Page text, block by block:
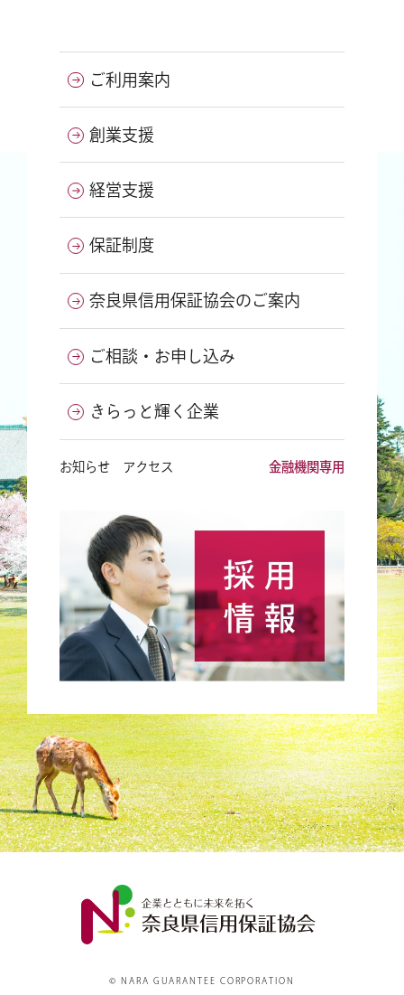
ご利用案内
創業支援
経営支援
保証制度
奈良県信用保証協会のご案内
ご相談・お申し込み
きらっと輝く企業
お知らせ アクセス 金融機関専用
© NARA GUARANTEE CORPORATION